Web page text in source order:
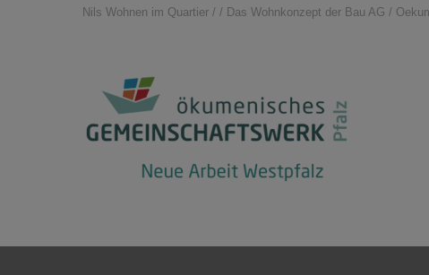
Nils Wohnen im Quartier / / Das Wohnkonzept der Bau AG /